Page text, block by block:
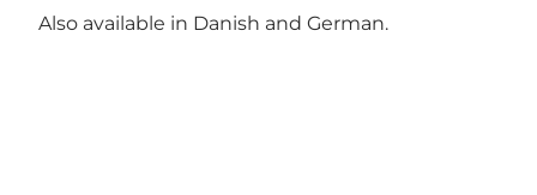
Also available in Danish and German.